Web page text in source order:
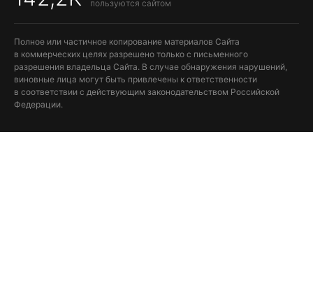
пользуются сайтом
Полное или частичное копирование материалов Сайта
в коммерческих целях разрешено только с письменного
разрешения владельца Сайта. В случае обнаружения нарушений,
виновные лица могут быть привлечены к ответственности
в соответствии с действующим законодательством Российской
Федерации.